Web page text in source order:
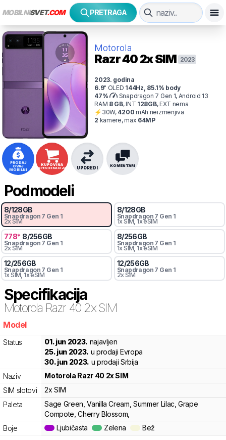
MOBILNISVET.COM PRETRAGA
Motorola
Razr 402x SIM 2023
2023. godina
6.9" OLED 144Hz 85.1% body
47%
Snapdragon 7 Gen 1, Android 13
RAM 8GB,INT 128GB,EXT nema
⚡ 30W, 4200 mAh neizmenjiva
2 kamere, max 64MP
PRODAJ
OVAJ
MOBILNI
KUPOVINA
SPECIFIKACIJA KOMENTARI
UPOREDI
Podmodeli
8/128GB
Snapdragon 7 Gen 1
2x SIM
8/128GB
Snapdragon 7 Gen 1
1x SIM, 1x eSIM
778* 8/256GB
Snapdragon 7 Gen 1
2x SIM
8/256GB
Snapdragon 7 Gen 1
1x SIM, 1x eSIM
12/256GB
Snapdragon 7 Gen 1
1x SIM, 1x eSIM
12/256GB
Snapdragon 7 Gen 1
2x SIM
Specifikacija
Motorola Razr 40 2x SIM
Model
Status 01. jun 2023. najavljen
25. jun 2023. u prodaji Evropa
30. jun 2023. u prodaji Srbija
Naziv
Motorola Razr 40 2x SIM
SIM slotovi
2x SIM
Paleta
Sage Green, Vanilla Cream, Summer Lilac, Grape
Compote, Cherry Blossom,
Boje
Ljubičasta Zelena Bež